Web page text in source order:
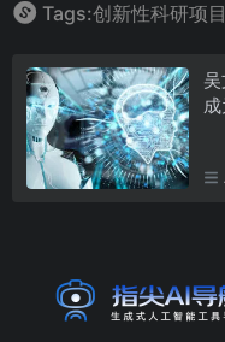
Tags:创新性科研项目